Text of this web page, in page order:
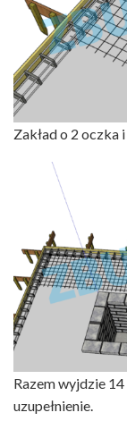
Zakład o 2 oczka
Razem wyjdzie
uzupełnienie.